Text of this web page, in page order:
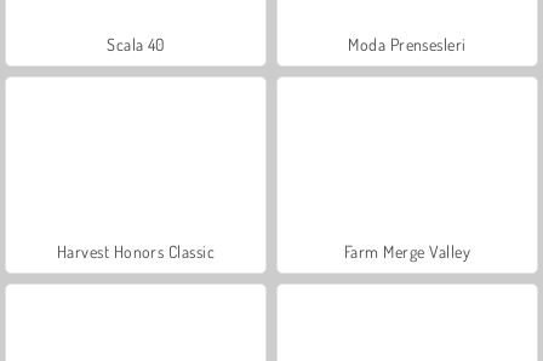
Scala 40 Moda Prensesleri
Harvest Honors Classic Farm Merge Valley